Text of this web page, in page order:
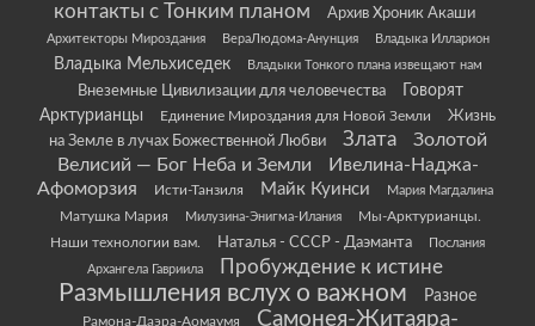
контакты с Тонким планом
Архив Хроник Акаши
Архитекторы Мироздания ВераЛюдома-Анунция Владыка Илларион
Владыка Мельхиседек Владыки Тонкого плана извещают нам
Внеземные Цивилизации для человечества
Говорят
Арктурианцы
Единение Мироздания для Новой Земли
Жизнь
на Земле в лучах Божественной Любви
Злата
Золотой
Велисий — Бог Неба и Земли
Ивелина-Наджа-
Афоморзия
Исти-Танзиля Майк Куинси Мария Магдалина
Матушка Мария Милузина-Энигма-Илания
Мы-Арктурианцы.
Наши технологии вам.
Наталья - СССР - Даэманта
Послания
Архангела Гавриила
Пробуждение к истине
Размышления вслух о важном Разное
Рамона-Даэра-Аомаумя
Самонея-Житаяра-